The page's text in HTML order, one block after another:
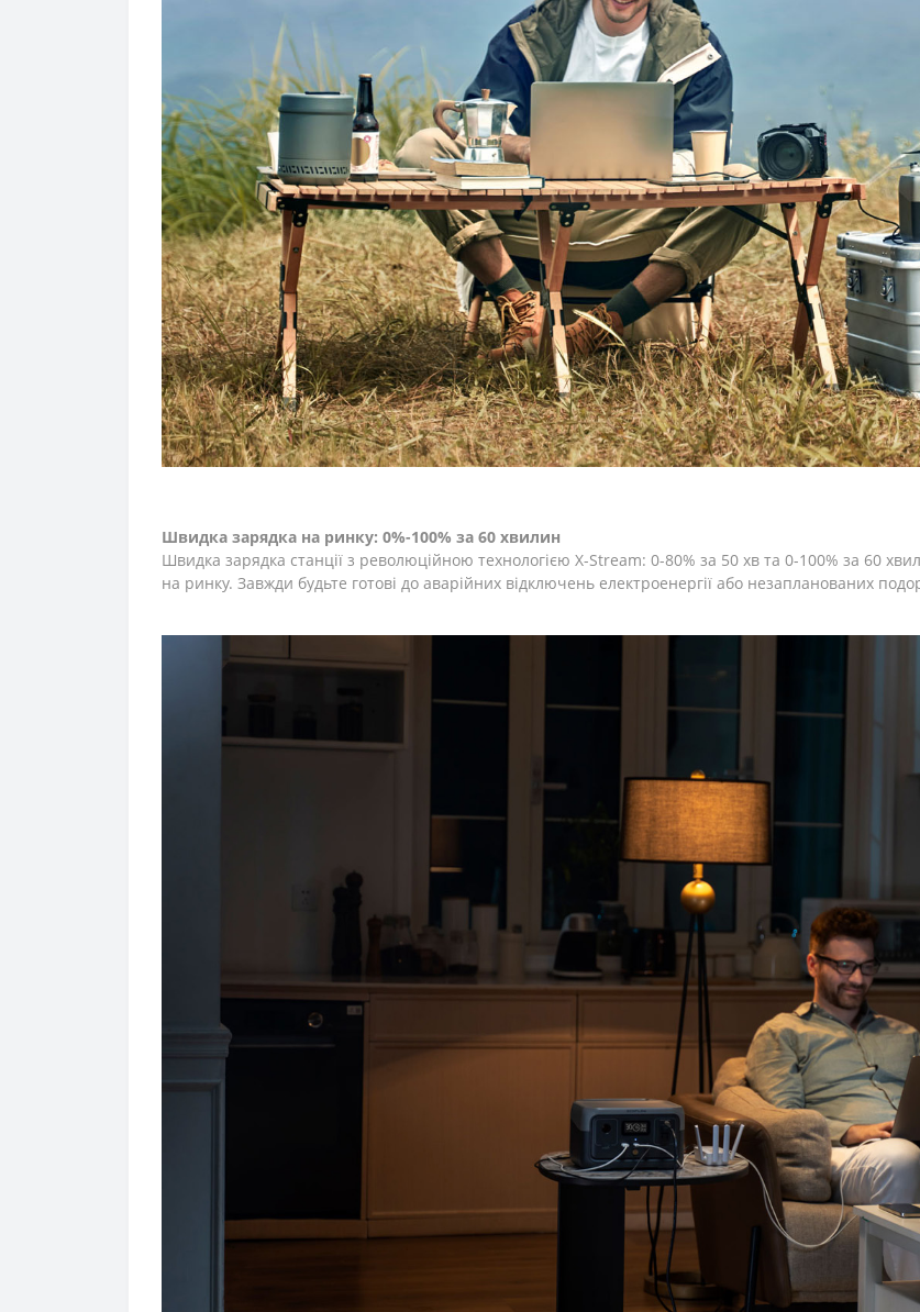
Швидка зарядка на ринку: 0%-100% за 60 хвилин
Швидка зарядка станції з революційною технологією X-Stream: 0-80% за 50 хв та 0-100% за 60
на ринку. Завжди будьте готові до аварійних відключень електроенергії або незапланованих